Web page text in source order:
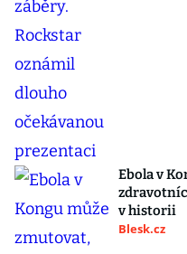
Ebola v
v historii
Blesk.cz